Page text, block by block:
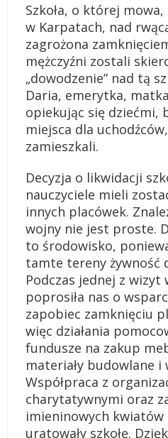
Szkoła, o której
w Karpatach, nad
zagrożona
mężczyźni zostali
„dowodzenie” nad tą
Daria, emerytka,
opiekując się dziećmi,
miejsca dla
zamieszkali.
Decyzja o likwidacji
nauczyciele mieli
innych placówek.
wojny nie jest proste.
to środowisko,
tamte tereny żywność
Podczas jednej z
poprosiła nas o
zapobiec zamknięciu
więc działania
fundusze na zakup
materiały budowlane i
Współpraca z
charytatywnymi oraz
imieninowych kwiatów
uratowały szkołę.